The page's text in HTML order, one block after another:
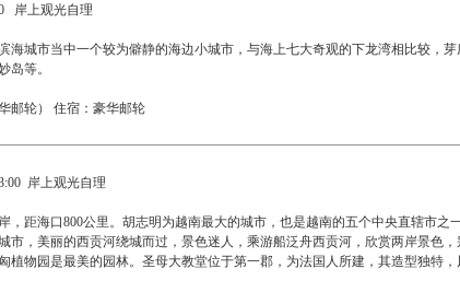
岸上观光自理
城市当中一个较为僻静的海边小城市，与海上七大奇观的下龙湾相比较，
岛等。
邮轮） 住宿：豪华邮轮
岸上观光自理
距海口800公里。胡志明为越南最大的城市，也是越南的五个中央直辖市之
，美丽的西贡河绕城而过，景色迷人，乘游船泛舟西贡河，欣赏两岸景色
植物园是最美的园林。圣母大教堂位于第一郡，为法国人所建，其造型独特